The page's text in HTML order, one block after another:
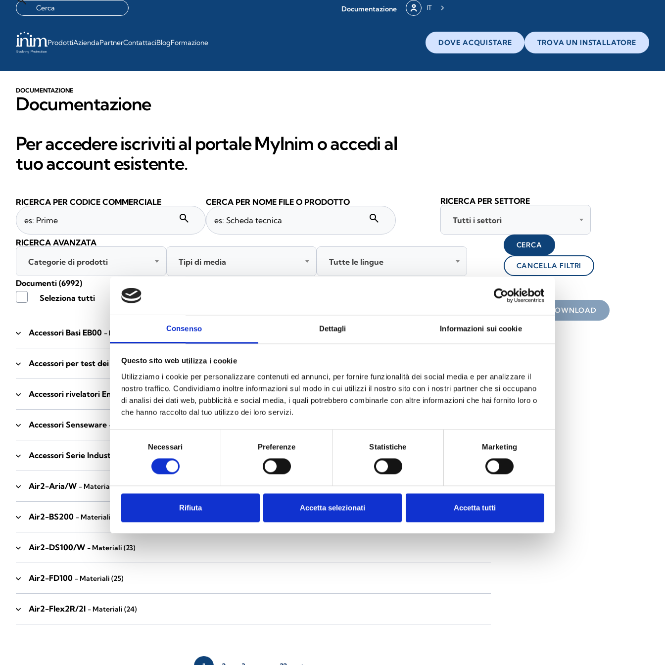
Consenso Dettagli Informazioni sui cookie
Questo sito web utilizza i cookie
Utilizziamo i cookie per personalizzare contenuti ed annunci, per fornire funzionalità dei social media e per analizzare il
nostro traffico. Condividiamo inoltre informazioni sul modo in cui utilizzi il nostro sito con i nostri partner che si occupano
di analisi dei dati web, pubblicità e social media, i quali potrebbero combinarle con altre informazioni che hai fornito loro o
che hanno raccolto dal tuo utilizzo dei loro servizi.
consenso
Necessari Preferenze Statistiche Marketing
Rifiuta Accetta selezionati Accetta tutti
Documentazione IT
ProdottiAziendaPartnerContattaciBlogFormazione DOVE ACQUISTARE TROVA UN INSTALLATORE
DOCUMENTAZIONE
Documentazione
Per accedere iscriviti al portale MyInim o accedi al
tuo account esistente.
Accessori Basi EB00 - Materiali
Accessori per test dei rivelatori - Materiali(6)
Accessori rivelatori Enea - Materiali(35)
Accessori Senseware - Materiali
Accessori Serie Industrial
Air2-Aria/W - Materiali(23)
Air2-BS200 - Materiali
Air2-DS100/W - Materiali (23)
Air2-FD100 - Materiali (25)
Air2-Flex2R/2I - Materiali (24)
Documenti (6992)
Seleziona tutti
DOWNLOAD
RICERCA PER CODICE COMMERCIALE
search
CERCA PER NOME FILE O PRODOTTO
search
RICERCA PER SETTORE
Tutti i settori
RICERCA AVANZATA
Categorie di prodotti
Tipi di media Tutte le lingue
CERCA
CANCELLA FILTRI